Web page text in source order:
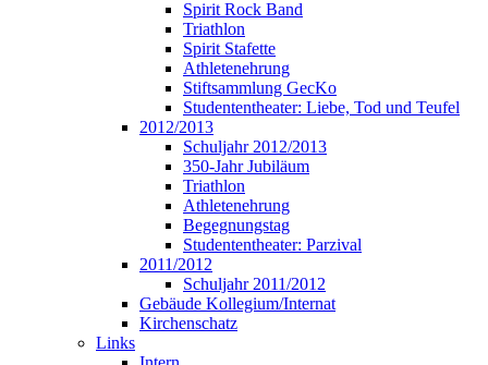
Spirit Rock Band
Triathlon
Spirit Stafette
Athletenehrung
Stiftsammlung GecKo
Studententheater: Liebe, Tod und Teufel
2012/2013
Schuljahr 2012/2013
350-Jahr Jubiläum
Triathlon
Athletenehrung
Begegnungstag
Studententheater: Parzival
2011/2012
Schuljahr 2011/2012
Gebäude Kollegium/Internat
Kirchenschatz
Links